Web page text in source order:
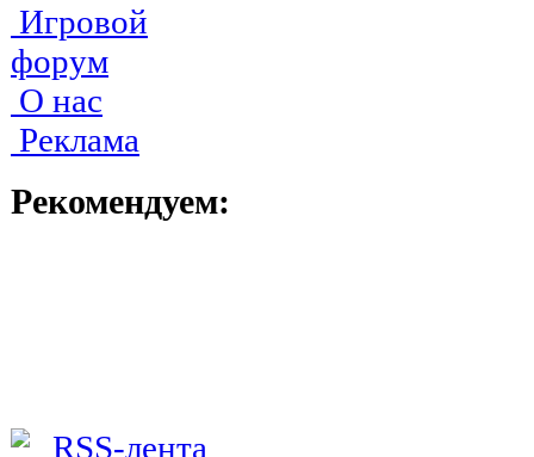
Игровой
форум
О нас
Реклама
Рекомендуем: